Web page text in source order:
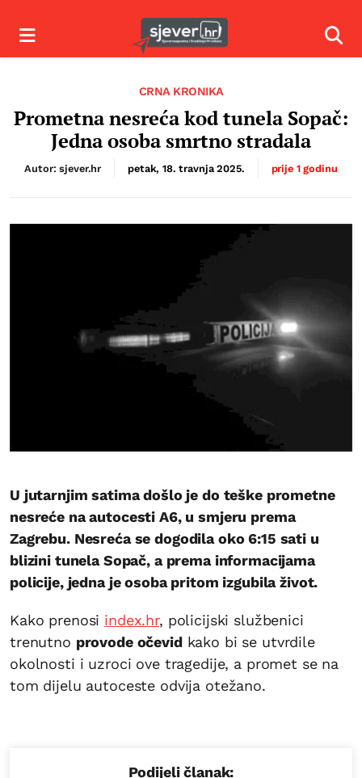
Izbornik
CRNA KRONIKA
Prometna nesreća kod tunela Sopač:
Jedna osoba smrtno stradala
Autor: sjever.hr petak, 18. travnja 2025. prije 1 godinu
U jutarnjim satima došlo je do teške prometne
nesreće na autocesti A6, u smjeru prema
Zagrebu. Nesreća se dogodila oko 6:15 sati u
blizini tunela Sopač, a prema informacijama
policije, jedna je osoba pritom izgubila život.
Kako prenosi index.hr, policijski službenici
trenutno provode očevidkako bi se utvrdile
okolnosti i uzroci ove tragedije, a promet se na
tom dijelu autoceste odvija otežano.
Podijeli članak: